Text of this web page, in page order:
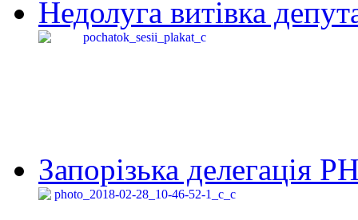
Недолуга витівка
Запорізька делегація